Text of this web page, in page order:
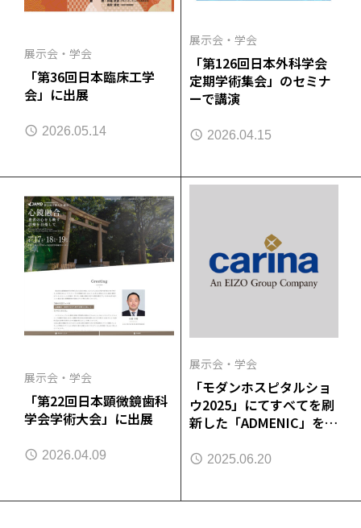
展示会・学会
「第36回日本臨床工学
会」に出展
2026.05.14
展示会・学会
「第126回日本外科学会
定期学術集会」のセミナ
ーで講演
2026.04.15
展示会・学会
「第22回日本顕微鏡歯科
学会学術大会」に出展
2026.04.09
展示会・学会
「モダンホスピタルショ
ウ2025」にてすべてを刷
新した「ADMENIC」を初
2025.06.20